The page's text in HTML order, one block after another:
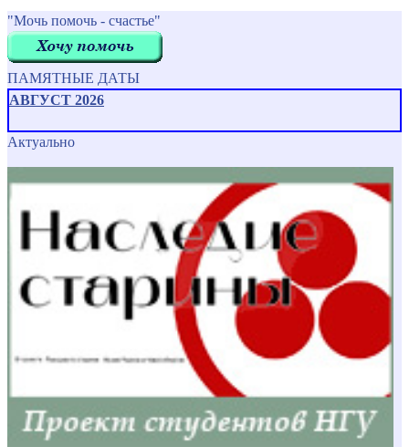
"Мочь помочь - счастье"
ПАМЯТНЫЕ ДАТЫ
АВГУСТ 2026
Актуально